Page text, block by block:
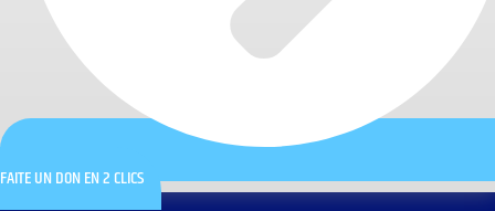
FAITE UN DON EN 2 CLICS